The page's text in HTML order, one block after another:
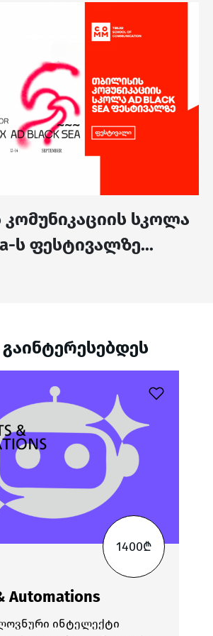
სკოლა
ს ფესტივალზე...
1400₾
Automations
ინტელექტი